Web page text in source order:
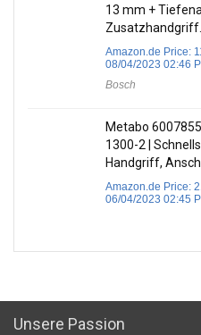
13 mm +
Amazon.de Price:
08/04/2023 02:46
Bosch
Metabo
1300-2 |
Handgriff,
Amazon.de Price:
06/04/2023 02:45
Unsere Passion